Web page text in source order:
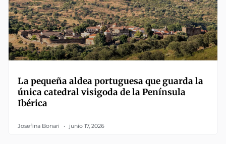
La pequeña aldea portuguesa que guarda la
única catedral visigoda de la Península
Ibérica
Josefina Bonari junio 17, 2026